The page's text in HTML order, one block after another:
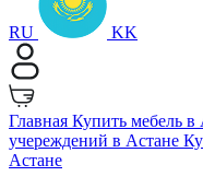
RU KK
Главная Купить мебель в
учереждений в Астане
Астане